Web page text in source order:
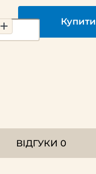
Купити
ВІДГУКИ 0